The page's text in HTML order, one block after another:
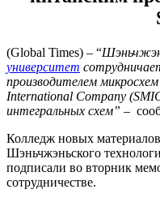
(Global Times) – “
университет
производителем
International Company
интегральных схем” –
Колледж новых
Шэньчжэньского
подписали во вторник
сотрудничестве.